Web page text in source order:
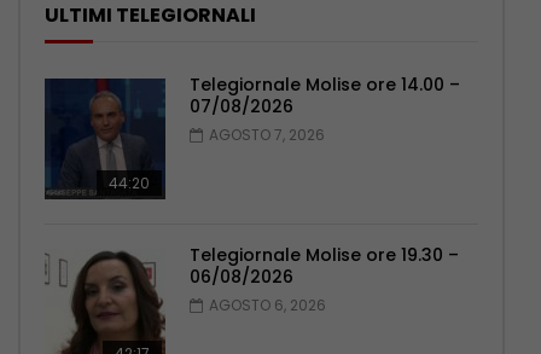
ULTIMI TELEGIORNALI
44:20
Telegiornale Molise ore 14.00 –
07/08/2026
AGOSTO 7, 2026
Telegiornale Molise ore 19.30 –
06/08/2026
AGOSTO 6, 2026